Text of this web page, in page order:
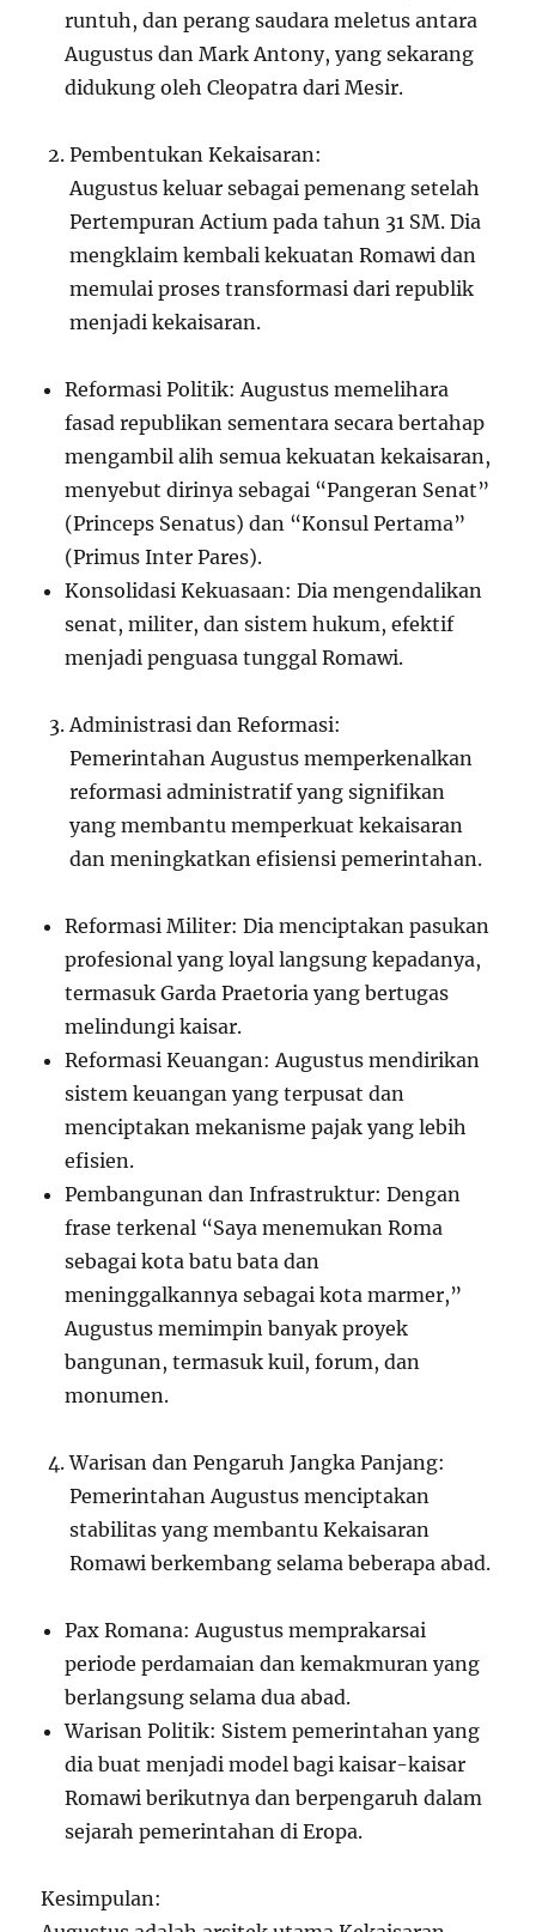
runtuh, dan perang saudara meletus antara
Augustus dan Mark Antony, yang sekarang
didukung oleh Cleopatra dari Mesir.
Pembentukan Kekaisaran:
Augustus keluar sebagai pemenang setelah
Pertempuran Actium pada tahun 31 SM. Dia
mengklaim kembali kekuatan Romawi dan
memulai proses transformasi dari republik
menjadi kekaisaran.
Reformasi Politik: Augustus memelihara
fasad republikan sementara secara bertahap
mengambil alih semua kekuatan kekaisaran,
menyebut dirinya sebagai “Pangeran Senat”
(Princeps Senatus) dan “Konsul Pertama”
(Primus Inter Pares).
Konsolidasi Kekuasaan: Dia mengendalikan
senat, militer, dan sistem hukum, efektif
menjadi penguasa tunggal Romawi.
Administrasi dan Reformasi:
Pemerintahan Augustus memperkenalkan
reformasi administratif yang signifikan
yang membantu memperkuat kekaisaran
dan meningkatkan efisiensi pemerintahan.
Reformasi Militer: Dia menciptakan pasukan
profesional yang loyal langsung kepadanya,
termasuk Garda Praetoria yang bertugas
melindungi kaisar.
Reformasi Keuangan: Augustus mendirikan
sistem keuangan yang terpusat dan
menciptakan mekanisme pajak yang lebih
efisien.
Pembangunan dan Infrastruktur: Dengan
frase terkenal “Saya menemukan Roma
sebagai kota batu bata dan
meninggalkannya sebagai kota marmer,”
Augustus memimpin banyak proyek
bangunan, termasuk kuil, forum, dan
monumen.
Warisan dan Pengaruh Jangka Panjang:
Pemerintahan Augustus menciptakan
stabilitas yang membantu Kekaisaran
Romawi berkembang selama beberapa abad.
Pax Romana: Augustus memprakarsai
periode perdamaian dan kemakmuran yang
berlangsung selama dua abad.
Warisan Politik: Sistem pemerintahan yang
dia buat menjadi model bagi kaisar-kaisar
Romawi berikutnya dan berpengaruh dalam
sejarah pemerintahan di Eropa.
Kesimpulan: